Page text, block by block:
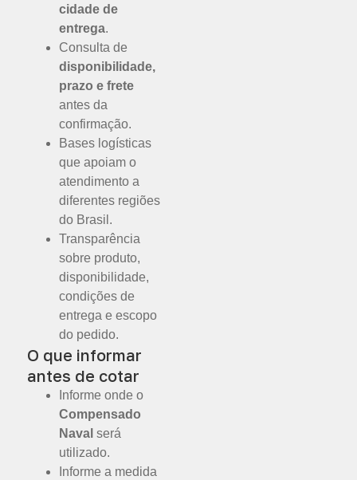
cidade de
entrega.
Consulta de
disponibilidade,
prazo e frete
antes da
confirmação.
Bases logísticas
que apoiam o
atendimento a
diferentes regiões
do Brasil.
Transparência
sobre produto,
disponibilidade,
condições de
entrega e escopo
do pedido.
O que informar
antes de cotar
Informe onde o
Compensado
Naval será
utilizado.
Informe a medida